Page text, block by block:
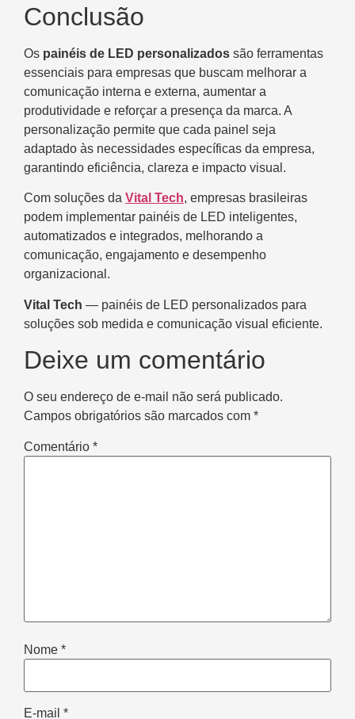
Conclusão
Os painéis de LED personalizados são ferramentas
essenciais para empresas que buscam melhorar a
comunicação interna e externa, aumentar a
produtividade e reforçar a presença da marca. A
personalização permite que cada painel seja
adaptado às necessidades específicas da empresa,
garantindo eficiência, clareza e impacto visual.
Com soluções da Vital Tech, empresas brasileiras
podem implementar painéis de LED inteligentes,
automatizados e integrados, melhorando a
comunicação, engajamento e desempenho
organizacional.
Vital Tech — painéis de LED personalizados para
soluções sob medida e comunicação visual eficiente.
Deixe um comentário
O seu endereço de e-mail não será publicado.
Campos obrigatórios são marcados com *
Comentário *
Nome *
E-mail *